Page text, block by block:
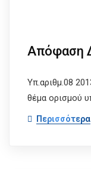
Απόφαση
Υπ.αριθμ.08
θέμα ορισμού
Περισσότερα